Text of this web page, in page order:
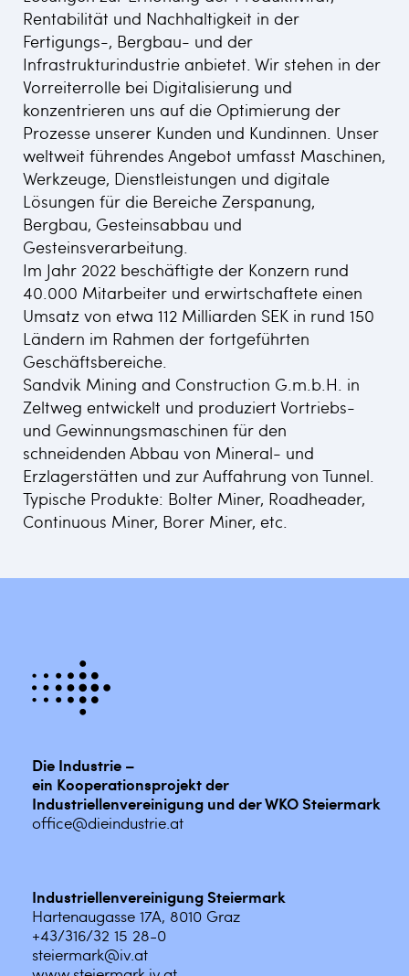
Rentabilität und Nachhaltigkeit in der
Fertigungs-, Bergbau- und der
Infrastrukturindustrie anbietet. Wir stehen in der
Vorreiterrolle bei Digitalisierung und
konzentrieren uns auf die Optimierung der
Prozesse unserer Kunden und Kundinnen. Unser
weltweit führendes Angebot umfasst Maschinen,
Werkzeuge, Dienstleistungen und digitale
Lösungen für die Bereiche Zerspanung,
Bergbau, Gesteinsabbau und
Gesteinsverarbeitung.
Im Jahr 2022 beschäftigte der Konzern rund
40.000 Mitarbeiter und erwirtschaftete einen
Umsatz von etwa 112 Milliarden SEK in rund 150
Ländern im Rahmen der fortgeführten
Geschäftsbereiche.
Sandvik Mining and Construction G.m.b.H. in
Zeltweg entwickelt und produziert Vortriebs-
und Gewinnungsmaschinen für den
schneidenden Abbau von Mineral- und
Erzlagerstätten und zur Auffahrung von Tunnel.
Typische Produkte: Bolter Miner, Roadheader,
Continuous Miner, Borer Miner, etc.
Die Industrie –
ein Kooperationsprojekt der
Industriellenvereinigung und der WKO Steiermark
office@dieindustrie.at
Industriellenvereinigung Steiermark
Hartenaugasse 17A, 8010 Graz
+43/316/32 15 28-0
steiermark@iv.at